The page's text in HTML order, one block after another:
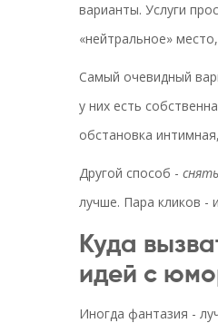
варианты. Услуги
«нейтральное»
Самый очевидный
у них есть
обстановка
Другой способ -
лучше. Пара кликов -
Куда
идей с
Иногда фантазия -